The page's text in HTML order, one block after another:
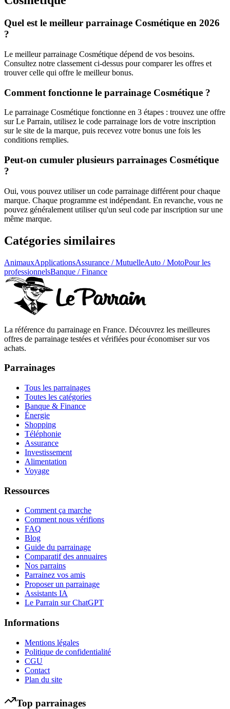
Quel est le meilleur parrainage Cosmétique en 2026
?
Le meilleur parrainage Cosmétique dépend de vos besoins.
Consultez notre classement ci-dessus pour comparer les offres et
trouver celle qui offre le meilleur bonus.
Comment fonctionne le parrainage Cosmétique ?
Le parrainage Cosmétique fonctionne en 3 étapes : trouvez une offre
sur Le Parrain, utilisez le code parrainage lors de votre inscription
sur le site de la marque, puis recevez votre bonus une fois les
conditions remplies.
Peut-on cumuler plusieurs parrainages Cosmétique
?
Oui, vous pouvez utiliser un code parrainage différent pour chaque
marque. Chaque programme est indépendant. En revanche, vous ne
pouvez généralement utiliser qu'un seul code par inscription sur une
même marque.
Catégories similaires
AnimauxApplicationsAssurance / MutuelleAuto / MotoPour les
professionnelsBanque / Finance
La référence du parrainage en France. Découvrez les meilleures
offres de parrainage testées et vérifiées pour économiser sur vos
achats.
Parrainages
Tous les parrainages
Toutes les catégories
Banque & Finance
Énergie
Shopping
Téléphonie
Assurance
Investissement
Alimentation
Voyage
Ressources
Comment ça marche
Comment nous vérifions
FAQ
Blog
Guide du parrainage
Comparatif des annuaires
Nos parrains
Parrainez vos amis
Proposer un parrainage
Assistants IA
Le Parrain sur ChatGPT
Informations
Mentions légales
Politique de confidentialité
CGU
Contact
Plan du site
Top parrainages